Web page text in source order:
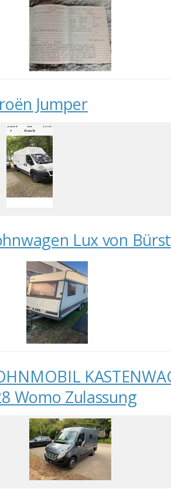
Jumper
Lux von
Womo Zulassung